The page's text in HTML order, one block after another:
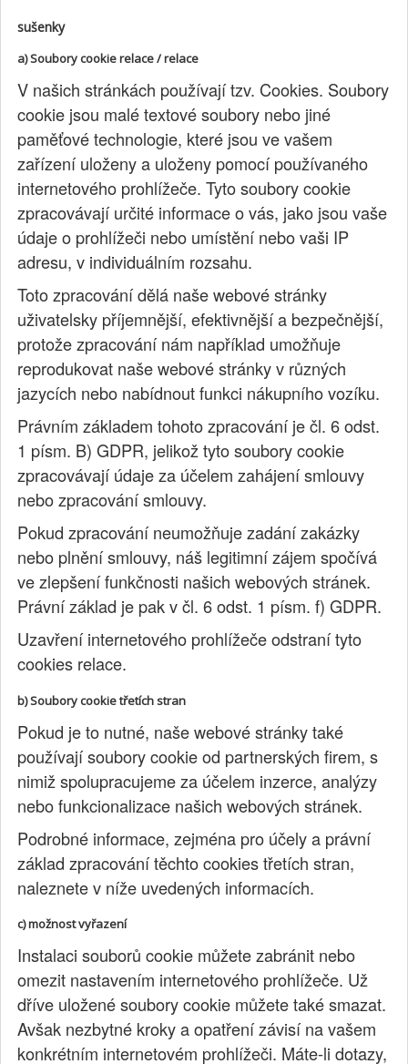
sušenky
a) Soubory cookie relace / relace
V našich stránkách používají tzv. Cookies. Soubory
cookie jsou malé textové soubory nebo jiné
paměťové technologie, které jsou ve vašem
zařízení uloženy a uloženy pomocí používaného
internetového prohlížeče. Tyto soubory cookie
zpracovávají určité informace o vás, jako jsou vaše
údaje o prohlížeči nebo umístění nebo vaši IP
adresu, v individuálním rozsahu.
Toto zpracování dělá naše webové stránky
uživatelsky příjemnější, efektivnější a bezpečnější,
protože zpracování nám například umožňuje
reprodukovat naše webové stránky v různých
jazycích nebo nabídnout funkci nákupního vozíku.
Právním základem tohoto zpracování je čl. 6 odst.
1 písm. B) GDPR, jelikož tyto soubory cookie
zpracovávají údaje za účelem zahájení smlouvy
nebo zpracování smlouvy.
Pokud zpracování neumožňuje zadání zakázky
nebo plnění smlouvy, náš legitimní zájem spočívá
ve zlepšení funkčnosti našich webových stránek.
Právní základ je pak v čl. 6 odst. 1 písm. f) GDPR.
Uzavření internetového prohlížeče odstraní tyto
cookies relace.
b) Soubory cookie třetích stran
Pokud je to nutné, naše webové stránky také
používají soubory cookie od partnerských firem, s
nimiž spolupracujeme za účelem inzerce, analýzy
nebo funkcionalizace našich webových stránek.
Podrobné informace, zejména pro účely a právní
základ zpracování těchto cookies třetích stran,
naleznete v níže uvedených informacích.
c) možnost vyřazení
Instalaci souborů cookie můžete zabránit nebo
omezit nastavením internetového prohlížeče. Už
dříve uložené soubory cookie můžete také smazat.
Avšak nezbytné kroky a opatření závisí na vašem
konkrétním internetovém prohlížeči. Máte-li dotazy,